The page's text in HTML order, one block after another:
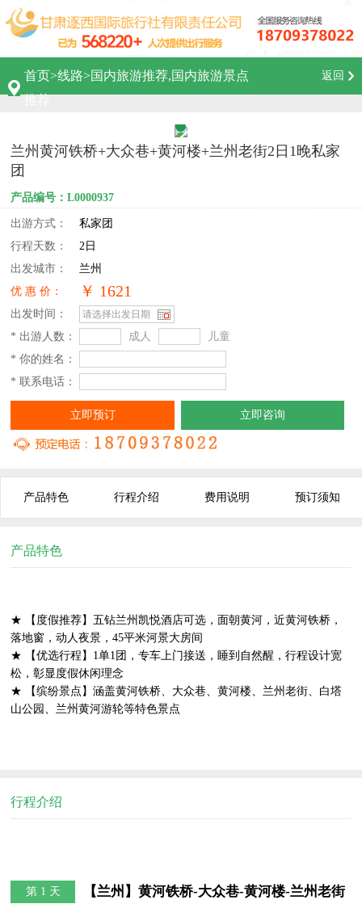
首页>线路>国内旅游推荐,国内旅游景点
返回
兰州黄河铁桥+大众巷+黄河楼+兰州老街2日1晚私家
团
产品编号：L0000937
出游方式：
私家团
行程天数：
2日
出发城市：
兰州
优 惠 价：
￥ 1621
出发时间：
* 出游人数：
成人
儿童
* 你的姓名：
* 联系电话：
立即预订 立即咨询
产品特色 行程介绍 费用说明 预订须知
产品特色
★ 【度假推荐】五钻兰州凯悦酒店可选，面朝黄河，近黄河铁桥，
落地窗，动人夜景，45平米河景大房间
★ 【优选行程】1单1团，专车上门接送，睡到自然醒，行程设计宽
松，彰显度假休闲理念
★ 【缤纷景点】涵盖黄河铁桥、大众巷、黄河楼、兰州老街、白塔
山公园、兰州黄河游轮等特色景点
行程介绍
第 1 天
【兰州】黄河铁桥-大众巷-黄河楼-兰州老街